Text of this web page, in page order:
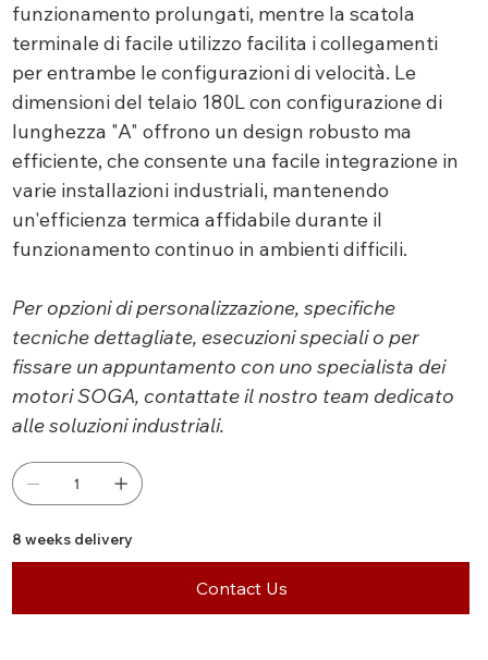
funzionamento prolungati, mentre la scatola
terminale di facile utilizzo facilita i collegamenti
per entrambe le configurazioni di velocità. Le
dimensioni del telaio 180L con configurazione di
lunghezza "A" offrono un design robusto ma
efficiente, che consente una facile integrazione in
varie installazioni industriali, mantenendo
un'efficienza termica affidabile durante il
funzionamento continuo in ambienti difficili.
Per opzioni di personalizzazione, specifiche
tecniche dettagliate, esecuzioni speciali o per
fissare un appuntamento con uno specialista dei
motori SOGA, contattate il nostro team dedicato
alle soluzioni industriali.
8 weeks delivery
Contact Us